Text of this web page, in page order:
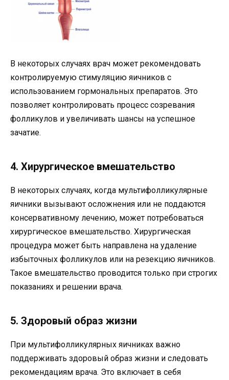
В некоторых случаях врач может рекомендовать
контролируемую стимуляцию яичников с
использованием гормональных препаратов. Это
позволяет контролировать процесс созревания
фолликулов и увеличивать шансы на успешное
зачатие.
4. Хирургическое вмешательство
В некоторых случаях, когда мультифолликулярные
яичники вызывают осложнения или не поддаются
консервативному лечению, может потребоваться
хирургическое вмешательство. Хирургическая
процедура может быть направлена на удаление
избыточных фолликулов или на резекцию яичников.
Такое вмешательство проводится только при строгих
показаниях и решении врача.
5. Здоровый образ жизни
При мультифолликулярных яичниках важно
поддерживать здоровый образ жизни и следовать
рекомендациям врача. Это включает в себя